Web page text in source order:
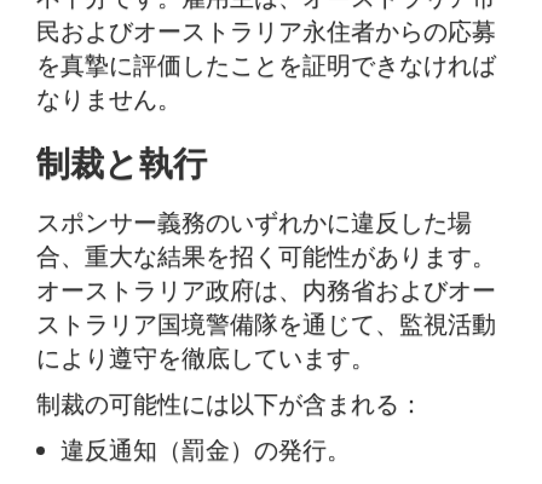
民およびオーストラリア永住者からの応募
を真摯に評価したことを証明できなければ
なりません。
制裁と執行
スポンサー義務のいずれかに違反した場
合、重大な結果を招く可能性があります。
オーストラリア政府は、内務省およびオー
ストラリア国境警備隊を通じて、監視活動
により遵守を徹底しています。
制裁の可能性には以下が含まれる：
違反通知（罰金）の発行。